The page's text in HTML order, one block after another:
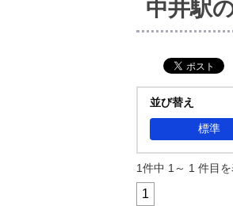
中井駅
並び替え
標準
1件中 1～ 1 件目
1